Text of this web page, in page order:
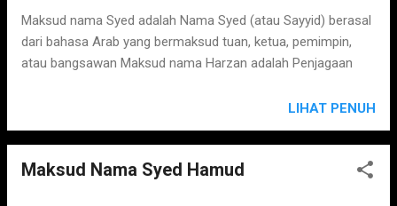
Maksud nama Syed adalah Nama Syed (atau Sayyid) berasal
dari bahasa Arab yang bermaksud tuan, ketua, pemimpin,
atau bangsawan Maksud nama Harzan adalah Penjagaan
LIHAT PENUH
Maksud Nama Syed Hamud